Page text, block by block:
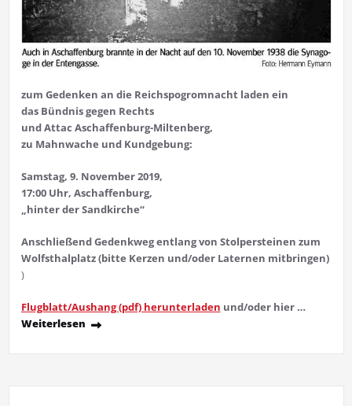
zum Gedenken an die Reichs­pogromnacht laden ein
das Bündnis gegen Rechts
und Attac Aschaffenburg-Miltenberg,
zu Mahnwache und Kundgebung:
Samstag, 9. November 2019,
17:00 Uhr, Aschaffenburg,
„hinter der Sandkirche“
Anschließend Gedenkweg entlang von Stolpersteinen zum
Wolfsthalplatz(bitte Kerzen und/oder Laternen mitbringen)
)
Flugblatt/Aushang (pdf) herunterladen und/oder hier …
Weiterlesen